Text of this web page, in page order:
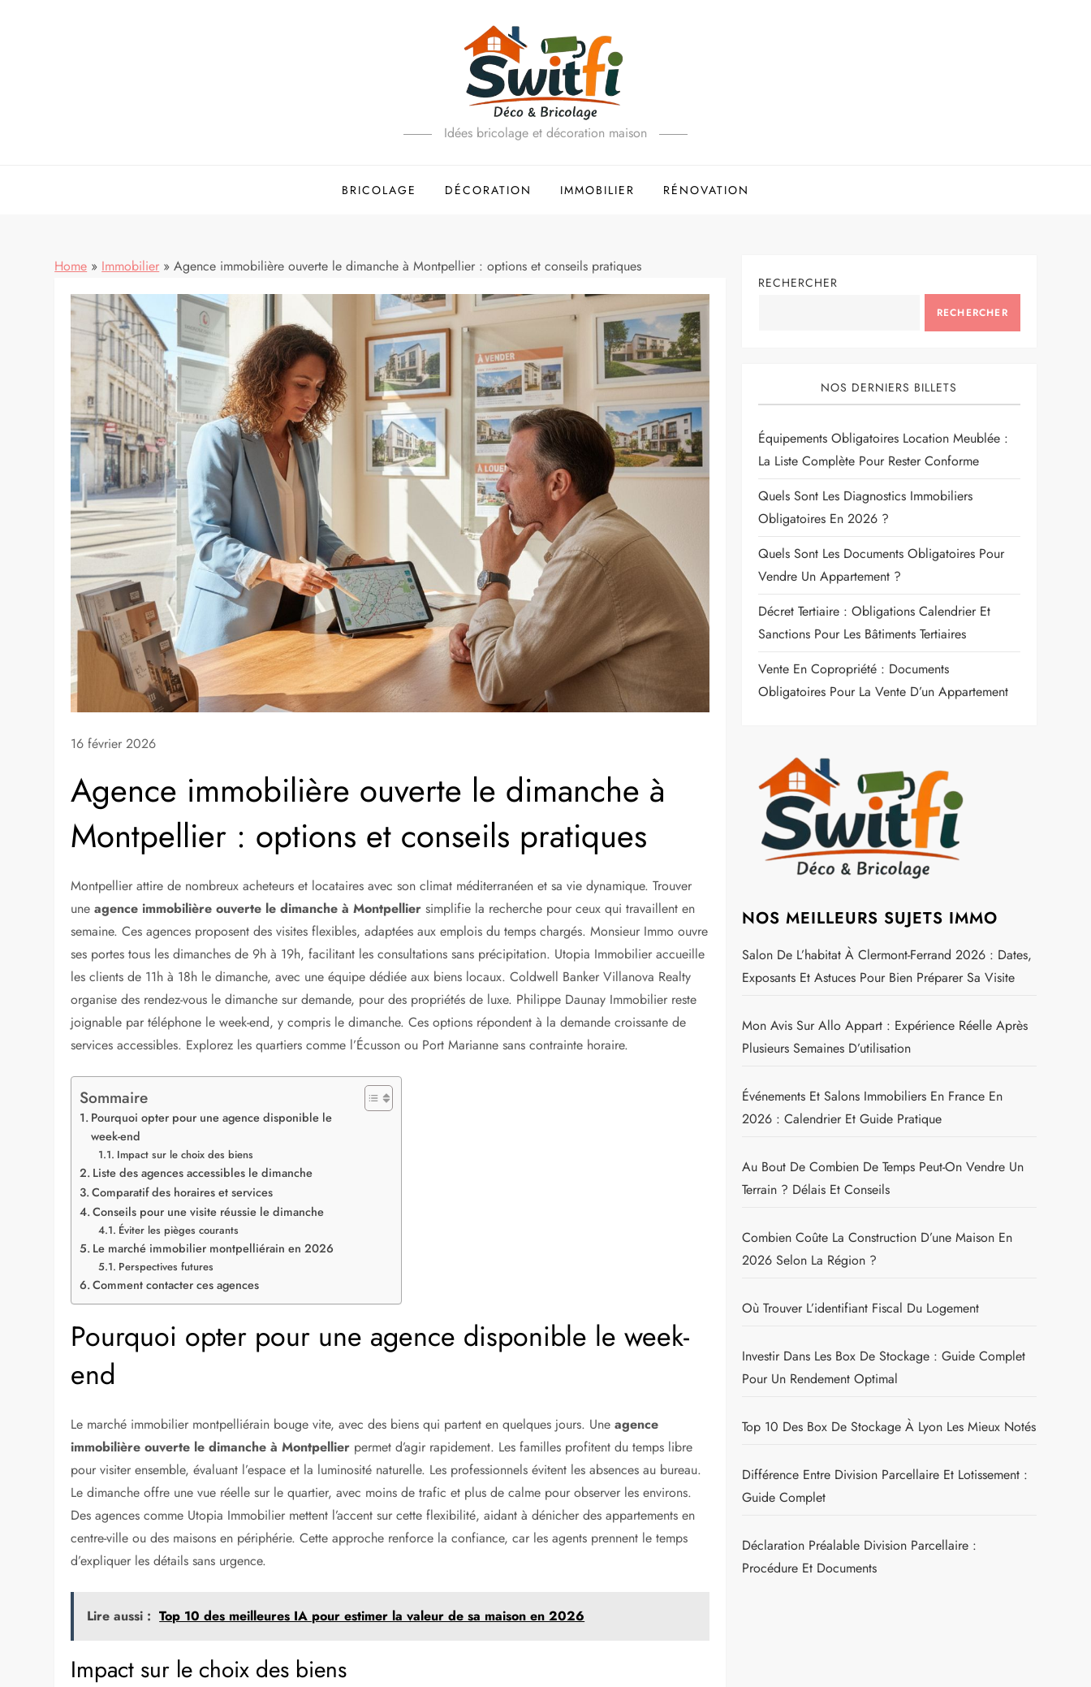
Idées bricolage et décoration maison
BRICOLAGE DÉCORATION IMMOBILIER RÉNOVATION
Home » Immobilier » Agence immobilière ouverte le dimanche à Montpellier : options et conseils pratiques
16 février 2026
Agence immobilière ouverte le dimanche à
Montpellier : options et conseils pratiques
Montpellier attire de nombreux acheteurs et locataires avec son climat méditerranéen et sa vie dynamique. Trouver
uneagence immobilière ouverte le dimanche à Montpellier simplifie la recherche pour ceux qui travaillent en
semaine. Ces agences proposent des visites flexibles, adaptées aux emplois du temps chargés. Monsieur Immo ouvre
ses portes tous les dimanches de 9h à 19h, facilitant les consultations sans précipitation. Utopia Immobilier accueille
les clients de 11h à 18h le dimanche, avec une équipe dédiée aux biens locaux. Coldwell Banker Villanova Realty
organise des rendez-vous le dimanche sur demande, pour des propriétés de luxe. Philippe Daunay Immobilier reste
joignable par téléphone le week-end, y compris le dimanche. Ces options répondent à la demande croissante de
services accessibles. Explorez les quartiers comme l’Écusson ou Port Marianne sans contrainte horaire.
Sommaire
Pourquoi opter pour une agence disponible le
week-end
Impact sur le choix des biens
Liste des agences accessibles le dimanche
Comparatif des horaires et services
Conseils pour une visite réussie le dimanche
Éviter les pièges courants
Le marché immobilier montpelliérain en 2026
Perspectives futures
Comment contacter ces agences
Pourquoi opter pour une agence disponible le week-
end
Le marché immobilier montpelliérain bouge vite, avec des biens qui partent en quelques jours. Uneagence
immobilière ouverte le dimanche à Montpellier permet d’agir rapidement. Les familles profitent du temps libre
pour visiter ensemble, évaluant l’espace et la luminosité naturelle. Les professionnels évitent les absences au bureau.
Le dimanche offre une vue réelle sur le quartier, avec moins de trafic et plus de calme pour observer les environs.
Des agences comme Utopia Immobilier mettent l’accent sur cette flexibilité, aidant à dénicher des appartements en
centre-ville ou des maisons en périphérie. Cette approche renforce la confiance, car les agents prennent le temps
d’expliquer les détails sans urgence.
Lire aussi : Top 10 des meilleures IA pour estimer la valeur de sa maison en 2026
Impact sur le choix des biens
RECHERCHER
RECHERCHER
NOS DERNIERS BILLETS
Équipements Obligatoires Location Meublée :
La Liste Complète Pour Rester Conforme
Quels Sont Les Diagnostics Immobiliers
Obligatoires En 2026 ?
Quels Sont Les Documents Obligatoires Pour
Vendre Un Appartement ?
Décret Tertiaire : Obligations Calendrier Et
Sanctions Pour Les Bâtiments Tertiaires
Vente En Copropriété : Documents
Obligatoires Pour La Vente D’un Appartement
NOS MEILLEURS SUJETS IMMO
Salon De L’habitat À Clermont-Ferrand 2026 : Dates,
Exposants Et Astuces Pour Bien Préparer Sa Visite
Mon Avis Sur Allo Appart : Expérience Réelle Après
Plusieurs Semaines D’utilisation
Événements Et Salons Immobiliers En France En
2026 : Calendrier Et Guide Pratique
Au Bout De Combien De Temps Peut-On Vendre Un
Terrain ? Délais Et Conseils
Combien Coûte La Construction D’une Maison En
2026 Selon La Région ?
Où Trouver L’identifiant Fiscal Du Logement
Investir Dans Les Box De Stockage : Guide Complet
Pour Un Rendement Optimal
Top 10 Des Box De Stockage À Lyon Les Mieux Notés
Différence Entre Division Parcellaire Et Lotissement :
Guide Complet
Déclaration Préalable Division Parcellaire :
Procédure Et Documents